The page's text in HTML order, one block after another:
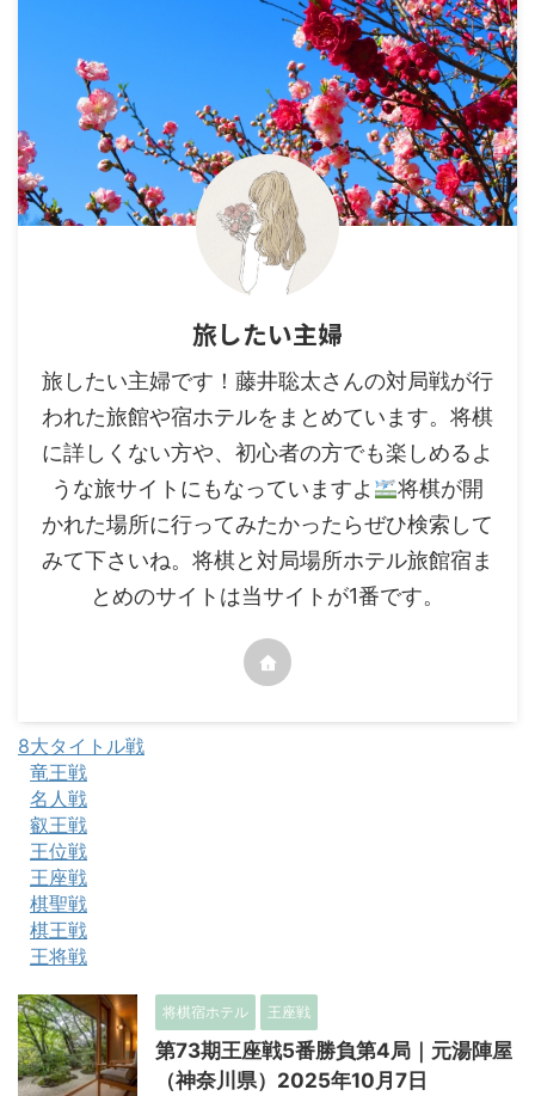
旅したい主婦
旅したい主婦です！藤井聡太さんの対局戦が行
われた旅館や宿ホテルをまとめています。将棋
に詳しくない方や、初心者の方でも楽しめるよ
うな旅サイトにもなっていますよ
将棋が開
かれた場所に行ってみたかったらぜひ検索して
みて下さいね。将棋と対局場所ホテル旅館宿ま
とめのサイトは当サイトが1番です。
8大タイトル戦
竜王戦
名人戦
叡王戦
王位戦
王座戦
棋聖戦
棋王戦
王将戦
将棋宿ホテル 王座戦
第73期王座戦5番勝負第4局｜元湯陣屋
（神奈川県）2025年10月7日